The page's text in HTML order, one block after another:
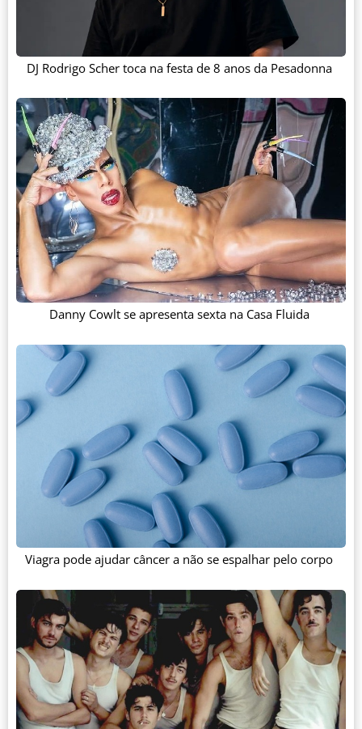
DJ Rodrigo Scher toca na festa de 8 anos da Pesadonna
Danny Cowlt se apresenta sexta na Casa Fluida
Viagra pode ajudar câncer a não se espalhar pelo corpo